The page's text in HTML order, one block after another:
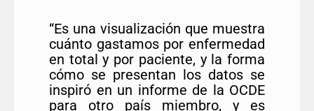
“Es una visualización que muestra
cuánto gastamos por enfermedad
en total y por paciente, y la forma
cómo se presentan los datos se
inspiró en un informe de la OCDE
para otro país miembro, y es